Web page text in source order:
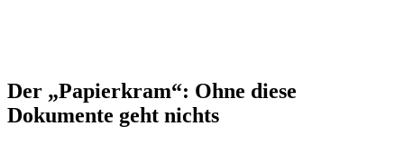
Der „Papierkram“: Ohne diese
Dokumente geht nichts